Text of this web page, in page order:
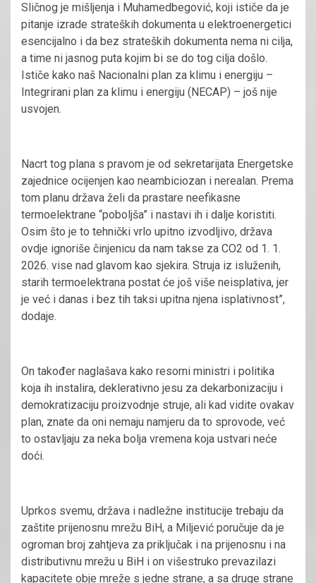
Sličnog je mišljenja i Muhamedbegović, koji ističe da je
pitanje izrade strateških dokumenta u elektroenergetici
esencijalno i da bez strateških dokumenta nema ni cilja,
a time ni jasnog puta kojim bi se do tog cilja došlo.
Ističe kako naš Nacionalni plan za klimu i energiju –
Integrirani plan za klimu i energiju (NECAP) – još nije
usvojen.
Nacrt tog plana s pravom je od sekretarijata Energetske
zajednice ocijenjen kao neambiciozan i nerealan. Prema
tom planu država želi da prastare neefikasne
termoelektrane “poboljša” i nastavi ih i dalje koristiti.
Osim što je to tehnički vrlo upitno izvodljivo, država
ovdje ignoriše činjenicu da nam takse za CO2 od 1. 1.
2026. vise nad glavom kao sjekira. Struja iz isluženih,
starih termoelektrana postat će još više neisplativa, jer
je već i danas i bez tih taksi upitna njena isplativnost”,
dodaje.
On također naglašava kako resorni ministri i politika
koja ih instalira, deklerativno jesu za dekarbonizaciju i
demokratizaciju proizvodnje struje, ali kad vidite ovakav
plan, znate da oni nemaju namjeru da to sprovode, već
to ostavljaju za neka bolja vremena koja ustvari neće
doći.
Uprkos svemu, država i nadležne institucije trebaju da
zaštite prijenosnu mrežu BiH, a Miljević poručuje da je
ogroman broj zahtjeva za priključak i na prijenosnu i na
distributivnu mrežu u BiH i on višestruko prevazilazi
kapacitete obje mreže s jedne strane, a sa druge strane